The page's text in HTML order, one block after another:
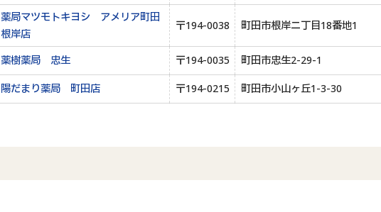
薬局マツモトキヨシ アメリア町田
根岸店
〒194-0038 町田市根岸ニ丁目18番地1
薬樹薬局 忠生 〒194-0035 町田市忠生2-29-1
陽だまり薬局 町田店 〒194-0215 町田市小山ヶ丘1-3-30